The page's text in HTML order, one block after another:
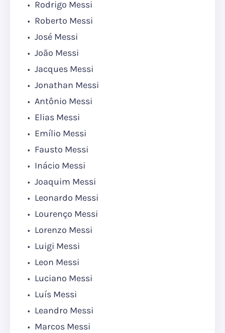
Rodrigo Messi
Roberto Messi
José Messi
João Messi
Jacques Messi
Jonathan Messi
Antônio Messi
Elias Messi
Emílio Messi
Fausto Messi
Inácio Messi
Joaquim Messi
Leonardo Messi
Lourenço Messi
Lorenzo Messi
Luigi Messi
Leon Messi
Luciano Messi
Luís Messi
Leandro Messi
Marcos Messi